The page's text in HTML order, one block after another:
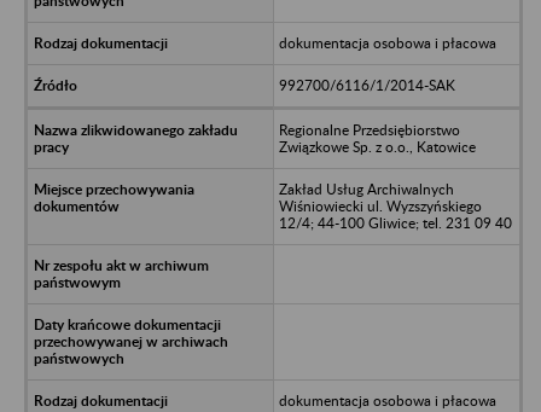
dokumentacja osobowa i płacowa
992700/6116/1/2014-SAK
Regionalne Przedsiębiorstwo
Związkowe Sp. z o.o., Katowice
Zakład Usług Archiwalnych
Wiśniowiecki ul. Wyzszyńskiego
12/4; 44-100 Gliwice; tel. 231 09 40
dokumentacja osobowa i płacowa